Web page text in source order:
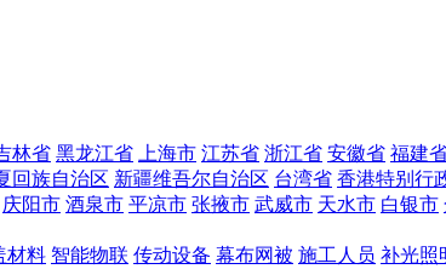
林省 黑龙江省 上海市 江苏省 浙江省 安徽省 福建
回族自治区 新疆维吾尔自治区 台湾省 香港特别行
庆阳市 酒泉市 平凉市 张掖市 武威市 天水市 白银市
材料 智能物联 传动设备 幕布网被 施工人员 补光照